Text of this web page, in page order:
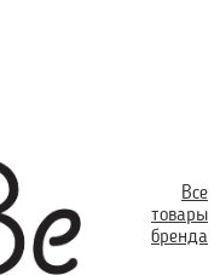
Все
товары
бренда